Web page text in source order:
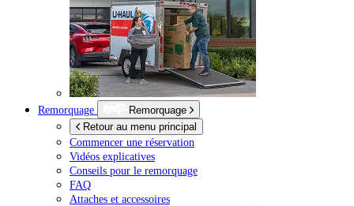
Remorquage
Remorquage
Retour au menu principal
Commencer une réservation
Vidéos explicatives
Conseils pour le remorquage
FAQ
Attaches et accessoires